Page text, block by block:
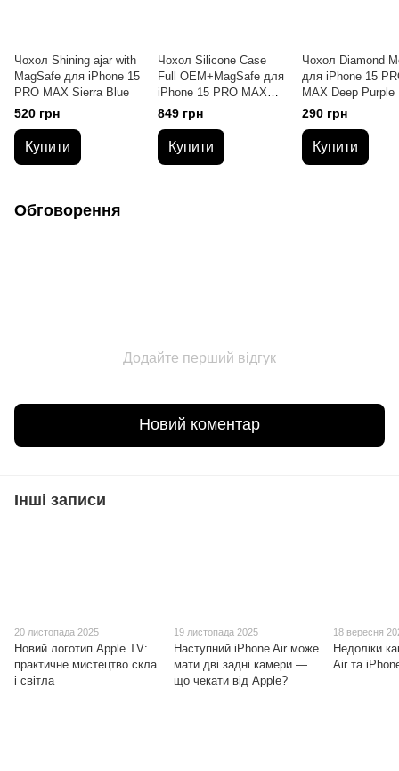
Чохол Shining ajar with
MagSafe для iPhone 15
PRO MAX Sierra Blue
520 грн
Купити
Чохол Silicone Case
Full OEM+MagSafe для
iPhone 15 PRO MAX
Orange Sorbet
849 грн
Купити
Чохол Diamond
для iPhone 15
MAX Deep Purple
290 грн
Купити
Обговорення
Додайте перший відгук
Новий коментар
Інші записи
20 листопада 2025
Новий логотип Apple TV:
практичне мистецтво скла
і світла
19 листопада 2025
Наступний iPhone Air може
мати дві задні камери —
що чекати від Apple?
18 вересня
Недоліки
Air та